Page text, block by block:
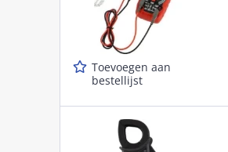
Toevoegen aan
bestellijst